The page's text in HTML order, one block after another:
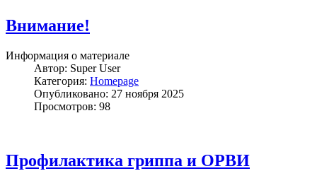
Внимание!
Информация о материале
Автор: Super User
Категория: Homepage
Опубликовано: 27 ноября 2025
Просмотров: 98
Профилактика гриппа и ОРВИ